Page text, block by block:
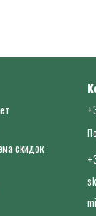
скидок